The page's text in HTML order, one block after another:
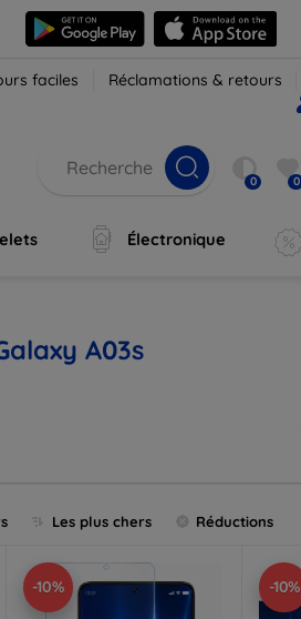
faciles Réclamations & retours
0 0
Électronique
A03s
Les plus chers Réductions
-10% -10%